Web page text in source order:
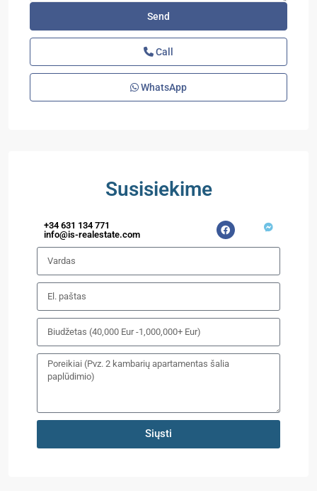
Call
WhatsApp
Susisiekime
+34 631 134 771
info@is-realestate.com
Siųsti